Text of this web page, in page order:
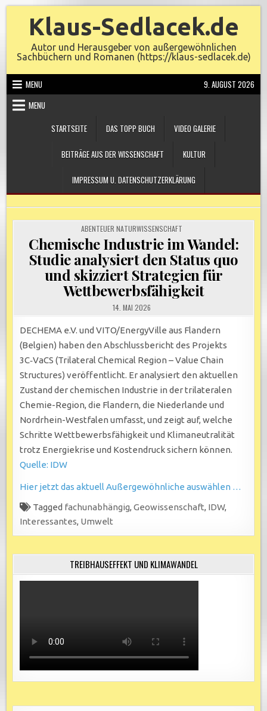
Klaus-Sedlacek.de
Autor und Herausgeber von außergewöhnlichen
Sachbüchern und Romanen (https://klaus-sedlacek.de)
MENU
9. AUGUST 2026
MENU
STARTSEITE
DAS TOPP BUCH VIDEO GALERIE
BEITRÄGE AUS DER WISSENSCHAFT KULTUR
IMPRESSUM U. DATENSCHUTZERKLÄRUNG
POSTED
IN
ABENTEUER NATURWISSENSCHAFT
Chemische Industrie im Wandel:
Studie analysiert den Status quo
und skizziert Strategien für
Wettbewerbsfähigkeit
14. MAI 2026
DECHEMA e.V. und VITO/EnergyVille aus Flandern
(Belgien) haben den Abschlussbericht des Projekts
3C‑VaCS (Trilateral Chemical Region – Value Chain
Structures) veröffentlicht. Er analysiert den aktuellen
Zustand der chemischen Industrie in der trilateralen
Chemie-Region, die Flandern, die Niederlande und
Nordrhein-Westfalen umfasst, und zeigt auf, welche
Schritte Wettbewerbsfähigkeit und Klimaneutralität
trotz Energiekrise und Kostendruck sichern können.
Quelle: IDW
Hier jetzt das aktuell Außergewöhnliche auswählen …
Tagged fachunabhängig,Geowissenschaft, IDW,
Interessantes, Umwelt
TREIBHAUSEFFEKT UND KLIMAWANDEL